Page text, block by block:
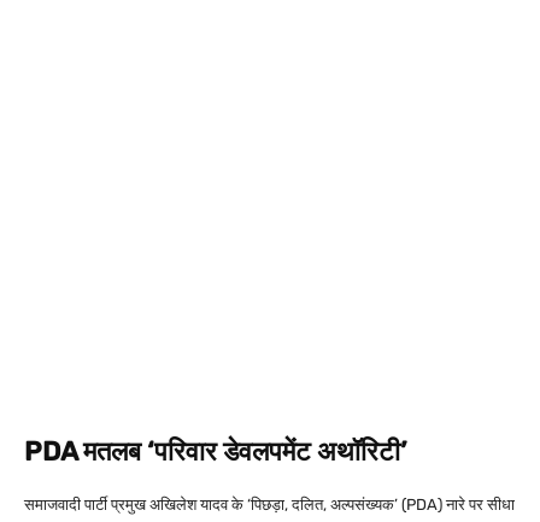
PDA मतलब ‘परिवार डेवलपमेंट अथॉरिटी’
समाजवादी पार्टी प्रमुख अखिलेश यादव के ‘पिछड़ा, दलित, अल्पसंख्यक’ (PDA) नारे पर सीधा